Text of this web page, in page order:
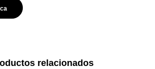
relacionados